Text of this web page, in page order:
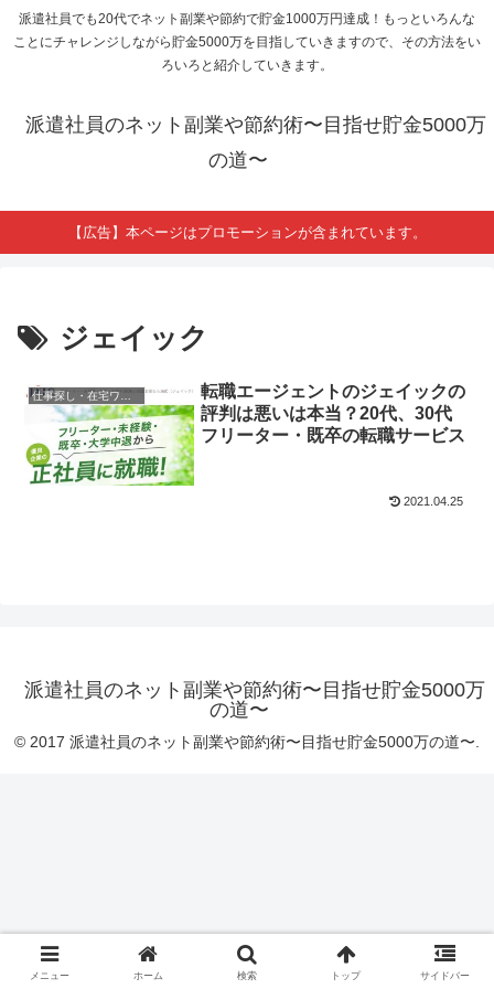
派遣社員でも20代でネット副業や節約で貯金1000万円達成！もっといろんな
ことにチャレンジしながら貯金5000万を目指していきますので、その方法をい
ろいろと紹介していきます。
派遣社員のネット副業や節約術〜目指せ貯金5000万
の道〜
【広告】本ページはプロモーションが含まれています。
ジェイック
仕事探し・在宅ワーク求人
転職エージェントのジェイックの
評判は悪いは本当？20代、30代
フリーター・既卒の転職サービス
2021.04.25
派遣社員のネット副業や節約術〜目指せ貯金5000万
の道〜
© 2017 派遣社員のネット副業や節約術〜目指せ貯金5000万の道〜.
メニュー ホーム 検索 トップ サイドバー